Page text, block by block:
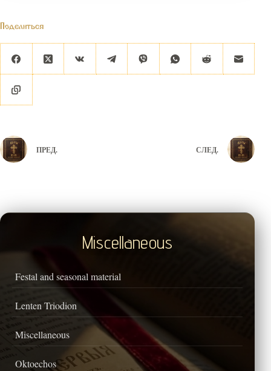
Поделиться
ПРЕД. СЛЕД.
Miscellaneous
Festal and seasonal material
Lenten Triodion
Miscellaneous
Oktoechos